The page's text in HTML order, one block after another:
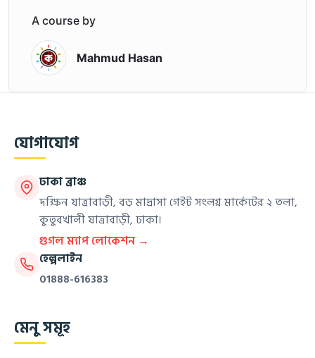
A course by
Mahmud Hasan
যোগাযোগ
ঢাকা ব্রাঞ্চ
দক্ষিন যাত্রাবাড়ী, বড় মাদ্রাসা গেইট সংলগ্ন মার্কেটের ২ তলা,
কুতুবখালী যাত্রাবাড়ী, ঢাকা।
গুগল ম্যাপ লোকেশন →
হেল্পলাইন
01888-616383
মেনু সমূহ